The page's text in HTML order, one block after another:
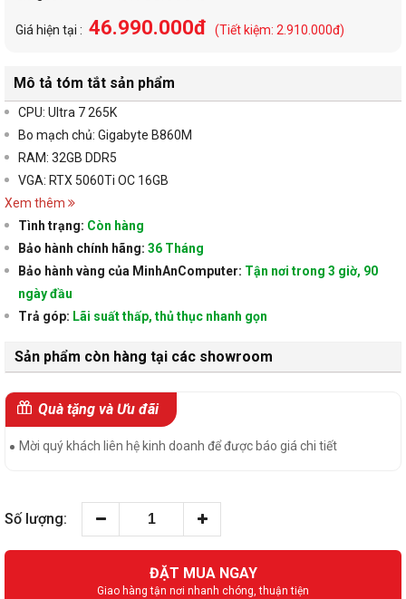
Giá hiện tại : 46.990.000đ (Tiết kiệm: 2.910.000đ)
Mô tả tóm tắt sản phẩm
CPU: Ultra 7 265K
Bo mạch chủ: Gigabyte B860M
RAM: 32GB DDR5
VGA: RTX 5060Ti OC 16GB
Xem thêm
Tình trạng: Còn hàng
Bảo hành chính hãng: 36 Tháng
Bảo hành vàng của MinhAnComputer: Tận nơi trong 3 giờ, 90
ngày đầu
Trả góp: Lãi suất thấp, thủ thục nhanh gọn
Sản phẩm còn hàng tại các showroom
Quà tặng và Ưu đãi
Mời quý khách liên hệ kinh doanh để được báo giá chi tiết
Số lượng:
ĐẶT MUA NGAY
Giao hàng tận nơi nhanh chóng, thuận tiện